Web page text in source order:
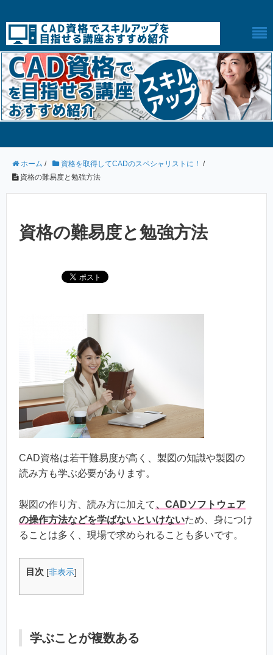
ホーム / 資格を取得してCADのスペシャリストに！ /
資格の難易度と勉強方法
資格の難易度と勉強方法
CAD資格は若干難易度が高く、製図の知識や製図の
読み方も学ぶ必要があります。
製図の作り方、読み方に加えて、CADソフトウェア
の操作方法などを学ばないといけないため、身につけ
ることは多く、現場で求められることも多いです。
目次 [非表示]
学ぶことが複数ある